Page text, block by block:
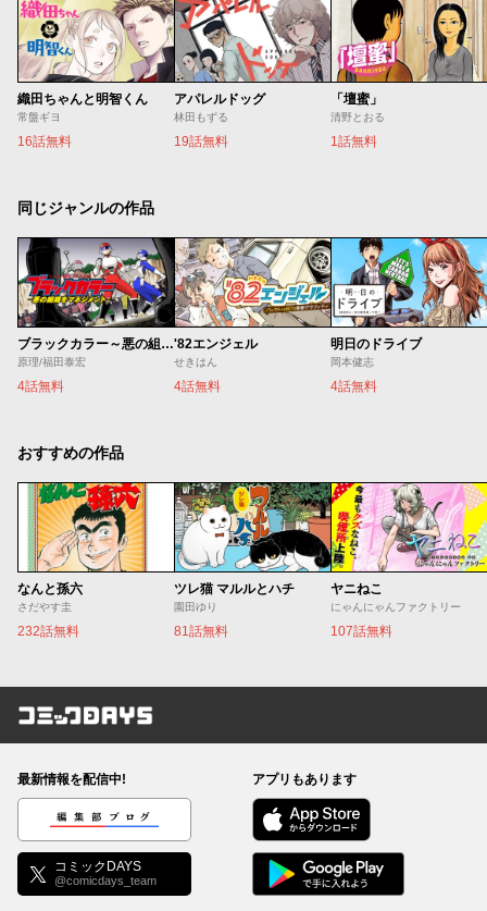
織田ちゃんと明智くん
常盤ギヨ
16話無料
アパレルドッグ
林田もずる
19話無料
「壇蜜」
清野とおる
1話無料
同じジャンルの作品
ブラックカラー～悪の組織をマネジメント～
原理/福田泰宏
4話無料
'82エンジェル
せきはん
4話無料
明日のドライブ
岡本健志
4話無料
おすすめの作品
なんと孫六
さだやす圭
232話無料
ツレ猫 マルルとハチ
園田ゆり
81話無料
ヤニねこ
にゃんにゃんファクトリー
107話無料
コミックDAYS
最新情報を配信中!
編集部ブログ
コミックDAYS
@comicdays_team
アプリもあります